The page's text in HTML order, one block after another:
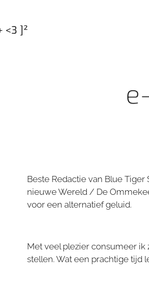
<3 ]²
Beste Redactie van Blue
nieuwe Wereld / De
voor een alternatief geluid.
Met veel plezier consumeer
stellen. Wat een prachtige tijd